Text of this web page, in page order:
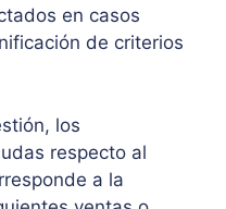
en casos
de criterios
los
respecto al
a la